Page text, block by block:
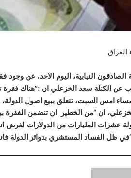
العراق
النيابية، اليوم الاحد، عن وجود
عن الكتلة سعد الخزعلي ان :”هناك فقرة
مساء امس السبت، تتعلق ببيع اصول
عشرات المليارات من الدولارات لغرض
“في ظل الفساد المستشري بدوائر الدولة